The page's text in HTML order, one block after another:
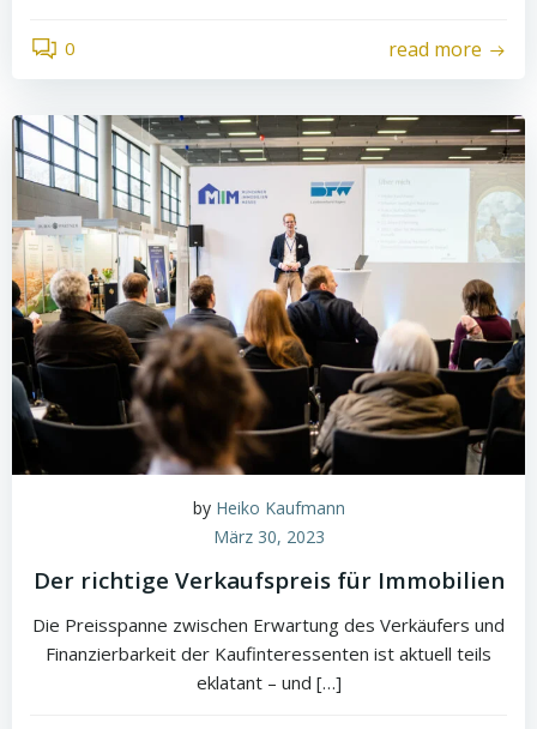
0 read more
by Heiko Kaufmann
März 30, 2023
Der richtige Verkaufspreis für Immobilien
Die Preisspanne zwischen Erwartung des Verkäufers und
Finanzierbarkeit der Kaufinteressenten ist aktuell teils
eklatant – und […]